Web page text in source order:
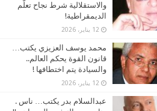
والاستقلالية شرط نجاح تعلُّم
الديمقراطية!
12 يناير، 2026
محمد يوسف العزيزي يكتب…
قانون القوة يحكم العالم..
والسيادة يتم اختطافها !
12 يناير، 2026
عبدالسلام بدر يكتب… ناس .